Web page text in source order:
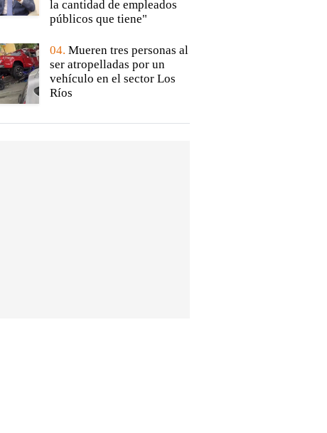
la cantidad de empleados
públicos que tiene"
04. Mueren tres personas al
ser atropelladas por un
vehículo en el sector Los
Ríos